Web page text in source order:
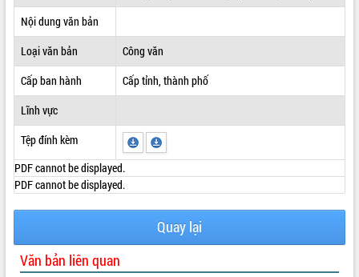
QUY HOẠCH - KẾ HOẠCH
Nội dung văn bản
Loại văn bản
Công văn
Cấp ban hành
Cấp tỉnh, thành phố
Lĩnh vực
Tệp đính kèm
PDF cannot be displayed.
PDF cannot be displayed.
Quay lại
Văn bản liên quan